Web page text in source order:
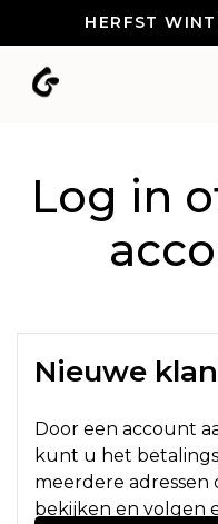
HERFST
Log in
Nieuwe
Door een account
kunt u het
meerdere adressen
bekijken en volgen